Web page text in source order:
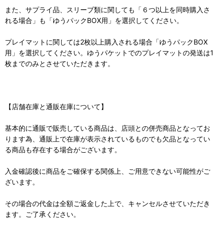
また、サプライ品、スリーブ類に関しても「６つ以上を同時購入さ
れる場合」も「ゆうパックBOX用」を選択してください。
プレイマットに関しては2枚以上購入される場合「ゆうパックBOX
用」を選択してください。ゆうパケットでのプレイマットの発送は1
枚までのみとさせていただきます。
【店舗在庫と通販在庫について】
基本的に通販で販売している商品は、店頭との併売商品となってお
ります為、通販上で在庫が表示されているものでも欠品となってい
る商品も存在する場合がございます。
入金確認後に商品をご確保する関係上、ご用意できない可能性がご
ざいます。
その場合の代金は全額ご返金した上で、キャンセルさせていただき
ます。ご了承ください。